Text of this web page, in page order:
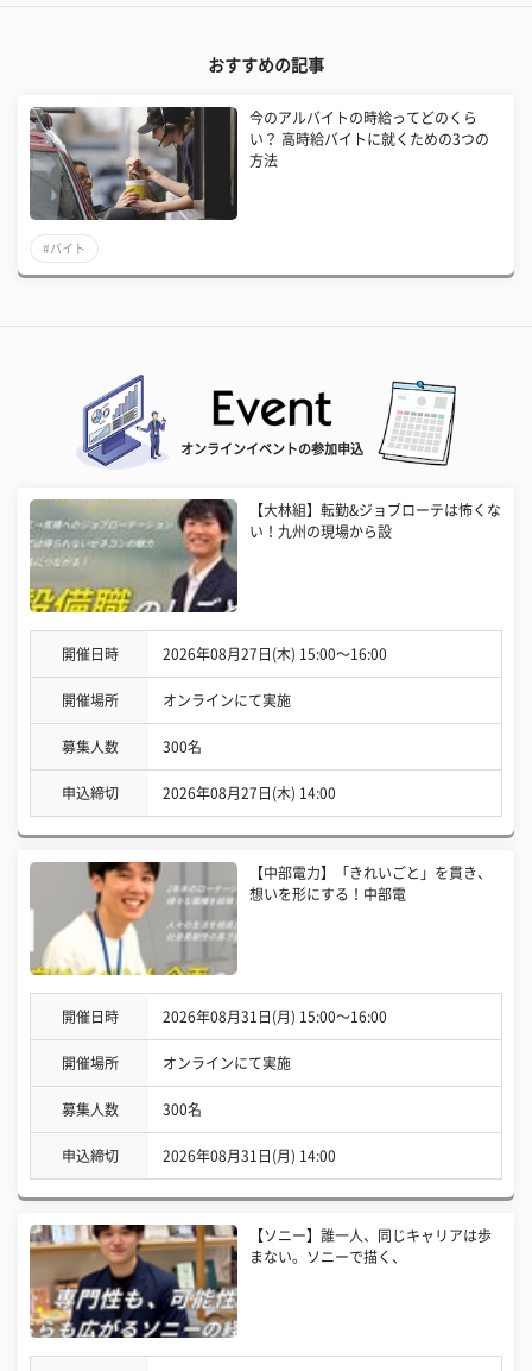
おすすめの記事
今のアルバイトの時給ってどのくら
い？ 高時給バイトに就くための3つの
方法
#バイト
オンラインイベントの参加申込
【大林組】転勤&ジョブローテは怖くな
い！九州の現場から設
開催日時 2026年08月27日(木) 15:00〜16:00
開催場所 オンラインにて実施
募集人数 300名
申込締切 2026年08月27日(木) 14:00
【中部電力】「きれいごと」を貫き、
想いを形にする！中部電
開催日時 2026年08月31日(月) 15:00〜16:00
開催場所 オンラインにて実施
募集人数 300名
申込締切 2026年08月31日(月) 14:00
【ソニー】誰一人、同じキャリアは歩
まない。ソニーで描く、